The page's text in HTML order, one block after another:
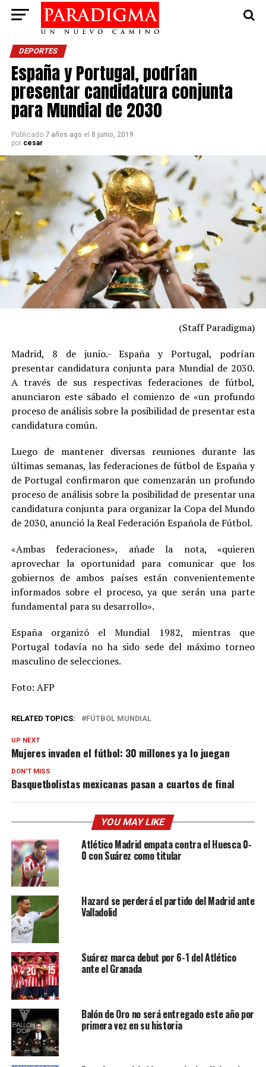
DEPORTES
España y Portugal, podrían
presentar candidatura conjunta
para Mundial de 2030
Publicado 7 años ago el 8 junio, 2019
por cesar
(Staff Paradigma)
Madrid, 8 de junio.- España y Portugal, podrían
presentar candidatura conjunta para Mundial de 2030.
A través de sus respectivas federaciones de fútbol,
anunciaron este sábado el comienzo de «un profundo
proceso de análisis sobre la posibilidad de presentar esta
candidatura común.
Luego de mantener diversas reuniones durante las
últimas semanas, las federaciones de fútbol de España y
de Portugal confirmaron que comenzarán un profundo
proceso de análisis sobre la posibilidad de presentar una
candidatura conjunta para organizar la Copa del Mundo
de 2030, anunció la Real Federación Española de Fútbol.
«Ambas federaciones», añade la nota, «quieren
aprovechar la oportunidad para comunicar que los
gobiernos de ambos países están convenientemente
informados sobre el proceso, ya que serán una parte
fundamental para su desarrollo».
España organizó el Mundial 1982, mientras que
Portugal todavía no ha sido sede del máximo torneo
masculino de selecciones.
Foto: AFP
RELATED TOPICS: FÚTBOL MUNDIAL
UP NEXT
Mujeres invaden el fútbol: 30 millones ya lo juegan
DON'T MISS
Basquetbolistas mexicanas pasan a cuartos de final
YOU MAY LIKE
Atlético Madrid empata contra el Huesca 0-
0 con Suárez como titular
Hazard se perderá el partido del Madrid ante
Valladolid
Suárez marca debut por 6-1 del Atlético
ante el Granada
Balón de Oro no será entregado este año por
primera vez en su historia